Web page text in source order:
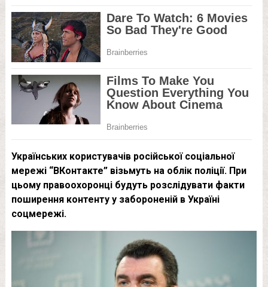
Українських користувачів російської соціальної
мережі “ВКонтакте” візьмуть на облік поліції. При
цьому правоохоронці будуть розслідувати факти
поширення контенту у забороненій в Україні
соцмережі.